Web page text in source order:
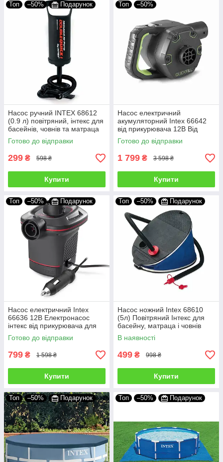
Топ –50% Подарунок
Насос ручний INTEX 68612
(0.9 л) повітряний, інтекс для
басейнів, човнів та матраца
Готово до відправки
299 ₴ 598 ₴
Купити
Топ –50%
Насос електричний
акумуляторний Intex 66642
від прикурювача 12В Від
мережі 220В Електронасос
інтекс
Готово до відправки
1 799 ₴ 3 598 ₴
Купити
Топ –50% Подарунок
Насос електричний Intex
66636 12В Електронасос
інтекс від прикурювача для
басейну, матраца і човна
Готово до відправки
799 ₴ 1 598 ₴
Купити
Топ –50% Подарунок
Насос ножний Intex 68610
(5л) Повітряний Інтекс для
басейну, матраца і човнів
В наявності
499 ₴ 998 ₴
Купити
Топ –50% Подарунок Топ –50% Подарунок